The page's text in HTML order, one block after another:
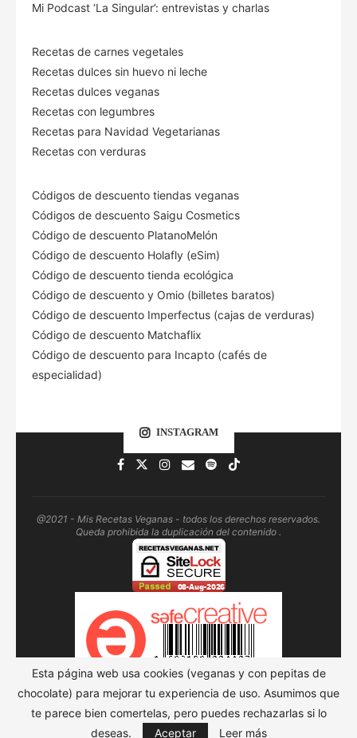
Mi Podcast ‘La Singular’: entrevistas y charlas
Recetas de carnes vegetales
Recetas dulces sin huevo ni leche
Recetas dulces veganas
Recetas con legumbres
Recetas para Navidad Vegetarianas
Recetas con verduras
Códigos de descuento tiendas veganas
Códigos de descuento Saigu Cosmetics
Código de descuento PlatanoMelón
Código de descuento Holafly (eSim)
Código de descuento tienda ecológica
Código de descuento y Omio (billetes baratos)
Código de descuento Imperfectus (cajas de verduras)
Código de descuento Matchaflix
Código de descuento para Incapto (cafés de
especialidad)
INSTAGRAM
@2021 - Mis Recetas Veganas - todos los derechos reservados.
Queda prohibida la duplicación del contenido .
SUBIR
Esta página web usa cookies (veganas y con pepitas de
chocolate) para mejorar tu experiencia de uso. Asumimos que
te parece bien comertelas, pero puedes rechazarlas si lo
deseas.
Aceptar Leer más